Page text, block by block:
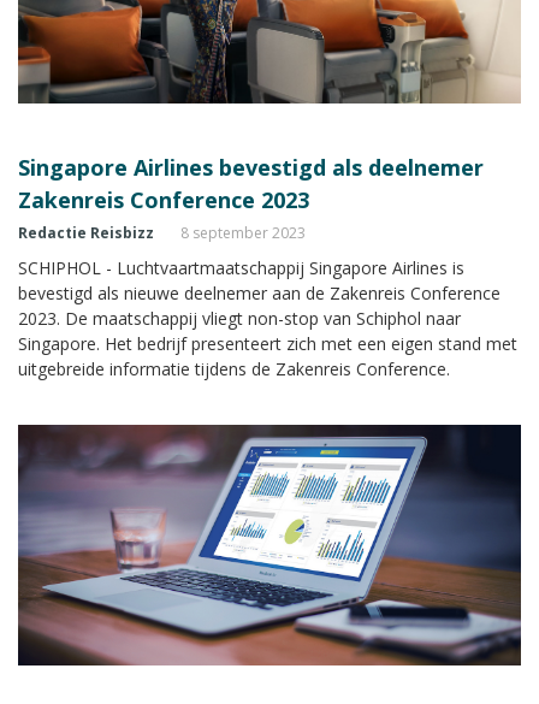
Singapore Airlines bevestigd als deelnemer
Zakenreis Conference 2023
Redactie Reisbizz 8 september 2023
SCHIPHOL - Luchtvaartmaatschappij Singapore Airlines is
bevestigd als nieuwe deelnemer aan de Zakenreis Conference
2023. De maatschappij vliegt non-stop van Schiphol naar
Singapore. Het bedrijf presenteert zich met een eigen stand met
uitgebreide informatie tijdens de Zakenreis Conference.